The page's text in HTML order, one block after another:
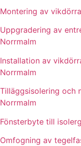
Montering av
Uppgradering av
Norrmalm
Installation av
Norrmalm
Tilläggsisolering och
Norrmalm
Fönsterbyte till
Omfogning av